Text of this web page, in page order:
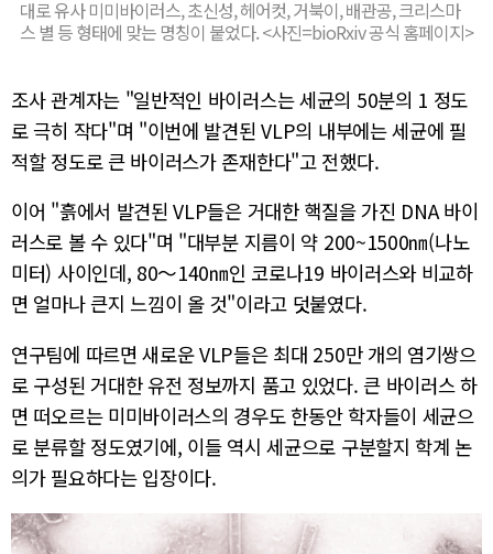
대로 유사 미미바이러스, 초신성, 헤어컷, 거북이, 배관공, 크리스마
스 별 등 형태에 맞는 명칭이 붙었다. <사진=bioRxiv 공식 홈페이지>
조사 관계자는 "일반적인 바이러스는 세균의 50분의 1 정도
로 극히 작다"며 "이번에 발견된 VLP의 내부에는 세균에 필
적할 정도로 큰 바이러스가 존재한다"고 전했다.
이어 "흙에서 발견된 VLP들은 거대한 핵질을 가진 DNA 바이
러스로 볼 수 있다"며 "대부분 지름이 약 200~1500㎚(나노
미터) 사이인데, 80～140㎚인 코로나19 바이러스와 비교하
면 얼마나 큰지 느낌이 올 것"이라고 덧붙였다.
연구팀에 따르면 새로운 VLP들은 최대 250만 개의 염기쌍으
로 구성된 거대한 유전 정보까지 품고 있었다. 큰 바이러스 하
면 떠오르는 미미바이러스의 경우도 한동안 학자들이 세균으
로 분류할 정도였기에, 이들 역시 세균으로 구분할지 학계 논
의가 필요하다는 입장이다.